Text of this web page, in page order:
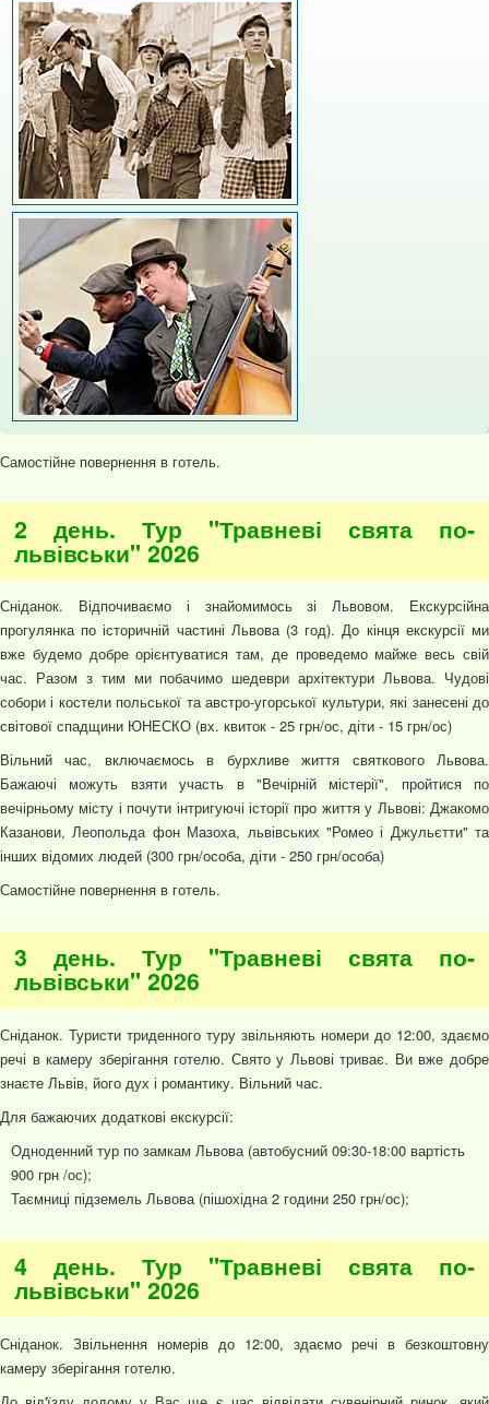
Самостійне повернення в готель.
2 день. Тур "Травневі свята по-
львівськи" 2026
Сніданок. Відпочиваємо і знайомимось зі Львовом. Екскурсійна
прогулянка по історичній частині Львова (3 год). До кінця екскурсії ми
вже будемо добре орієнтуватися там, де проведемо майже весь свій
час. Разом з тим ми побачимо шедеври архітектури Львова. Чудові
собори і костели польської та австро-угорської культури, які занесені до
світової спадщини ЮНЕСКО (вх. квиток - 25 грн/ос, діти - 15 грн/ос)
Вільний час, включаємось в бурхливе життя святкового Львова.
Бажаючі можуть взяти участь в "Вечірній містерії", пройтися по
вечірньому місту і почути інтригуючі історії про життя у Львові: Джакомо
Казанови, Леопольда фон Мазоха, львівських "Ромео і Джульєтти" та
інших відомих людей (300 грн/особа, діти - 250 грн/особа)
Самостійне повернення в готель.
3 день. Тур "Травневі свята по-
львівськи" 2026
Сніданок. Туристи триденного туру звільняють номери до 12:00, здаємо
речі в камеру зберігання готелю. Свято у Львові триває. Ви вже добре
знаєте Львів, його дух і романтику. Вільний час.
Для бажаючих додаткові екскурсії:
Одноденний тур по замкам Львова (автобусний 09:30-18:00 вартість
900 грн /ос);
Таємниці підземель Львова (пішохідна 2 години 250 грн/ос);
4 день. Тур "Травневі свята по-
львівськи" 2026
Сніданок. Звільнення номерів до 12:00, здаємо речі в безкоштовну
камеру зберігання готелю.